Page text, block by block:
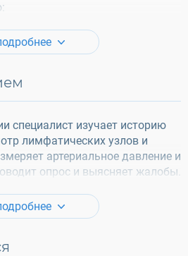
специалист изучает историю
лимфатических узлов и
артериальное давление и
опрос и выясняет жалобы.